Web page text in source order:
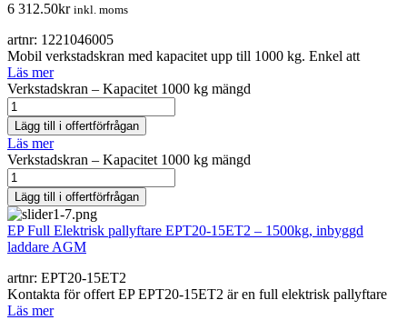
6 312.50kr inkl. moms
artnr: 1221046005
Mobil verkstadskran med kapacitet upp till 1000 kg. Enkel att
Läs mer
Verkstadskran – Kapacitet 1000 kg mängd
Lägg till i offertförfrågan
Läs mer
Verkstadskran – Kapacitet 1000 kg mängd
Lägg till i offertförfrågan
EP Full Elektrisk pallyftare EPT20-15ET2 – 1500kg, inbyggd
laddare AGM
artnr: EPT20-15ET2
Kontakta för offert EP EPT20-15ET2 är en full elektrisk pallyftare
Läs mer